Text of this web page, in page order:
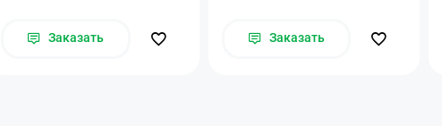
Заказать Заказать